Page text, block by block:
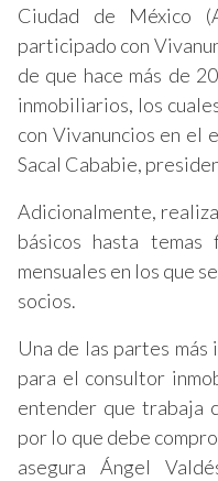
Ciudad de México
participado con
de que hace más de
inmobiliarios, los
con Vivanuncios en el
Sacal Cababie,
Adicionalmente,
básicos hasta temas
mensuales en los que
socios.
Una de las partes
para el consultor
entender que trabaja
por lo que debe
asegura Ángel